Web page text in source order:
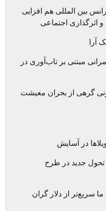
بین المللی هم افزایی
اثرگذاری اجتماعی
آرا
مبتنی بر تاب‌آوری در
حق مسکن ۳ میلیونی گرهی از بحران معیشت
در آسایش
تومان؛ تحول جدید در طرح
سریع‌تر از دلار گران